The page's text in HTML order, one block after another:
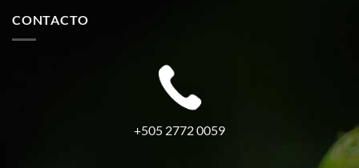
CONTACTO
+505 2772 0059